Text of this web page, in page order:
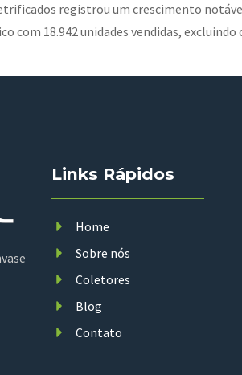
registrou um crescimento
com 18.942 unidades vendidas,
Links Rápidos
Home
Sobre nós
Coletores
Blog
Contato